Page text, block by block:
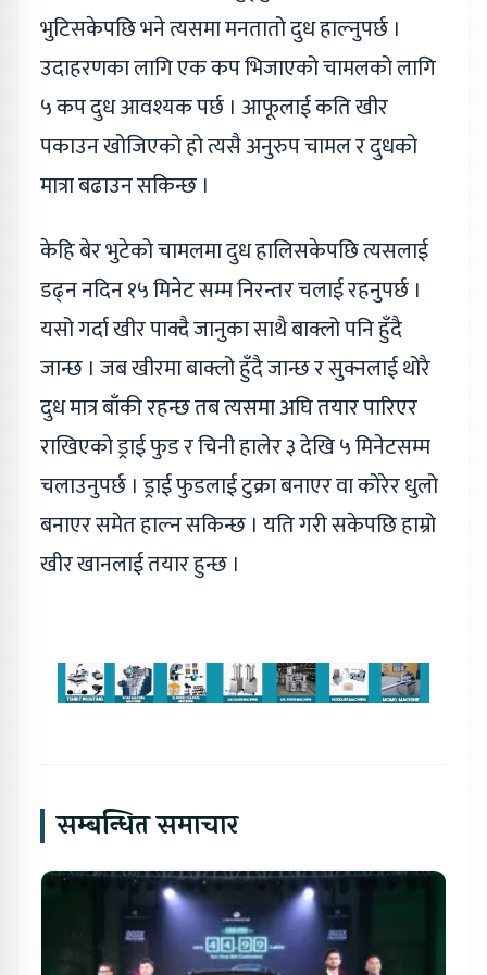
भुटिसकेपछि भने त्यसमा मनतातो दुध हाल्नुपर्छ ।
उदाहरणका लागि एक कप भिजाएको चामलको लागि
५ कप दुध आवश्यक पर्छ । आफूलाई कति खीर
पकाउन खोजिएको हो त्यसै अनुरुप चामल र दुधको
मात्रा बढाउन सकिन्छ ।
केहि बेर भुटेको चामलमा दुध हालिसकेपछि त्यसलाई
डढ्न नदिन १५ मिनेट सम्म निरन्तर चलाई रहनुपर्छ ।
यसो गर्दा खीर पाक्दै जानुका साथै बाक्लो पनि हुँदै
जान्छ । जब खीरमा बाक्लो हुँदै जान्छ र सुक्नलाई थोरै
दुध मात्र बाँकी रहन्छ तब त्यसमा अघि तयार पारिएर
राखिएको ड्राई फुड र चिनी हालेर ३ देखि ५ मिनेटसम्म
चलाउनुपर्छ । ड्राई फुडलाई टुक्रा बनाएर वा कोरेर धुलो
बनाएर समेत हाल्न सकिन्छ । यति गरी सकेपछि हाम्रो
खीर खानलाई तयार हुन्छ ।
सम्बन्धित समाचार